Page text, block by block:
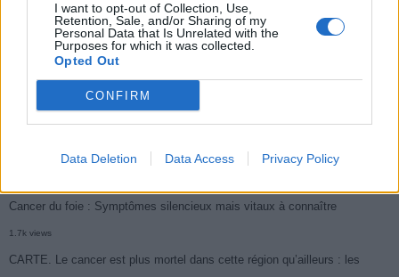
I want to opt-out of Collection, Use,
Retention, Sale, and/or Sharing of my
Personal Data that Is Unrelated with the
Purposes for which it was collected.
Opted Out
CONFIRM
Data Deletion Data Access Privacy Policy
Ce cancer mortel explose chez les personnes nées après 1980 : le
Je suis cardiologue et voici le seul chocolat que je valide : c’est le
meilleur pour le cœur
Cancer du foie : Symptômes silencieux mais vitaux à connaître
1.7k views
CARTE. Le cancer est plus mortel dans cette région qu’ailleurs : les